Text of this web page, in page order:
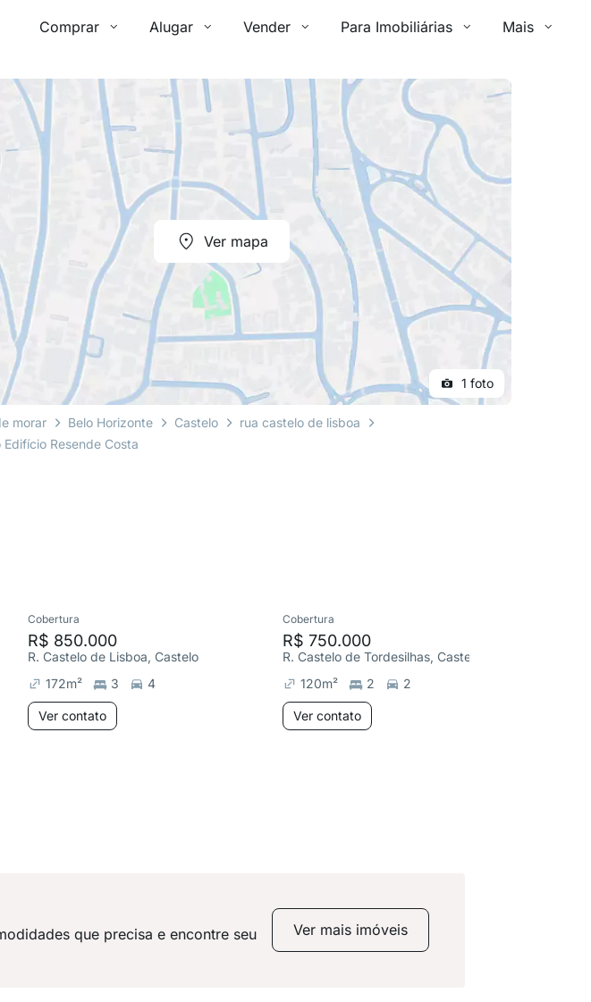
Comprar Alugar Vender Para Imobiliárias Mais
Ver mapa
1 foto
morar Belo Horizonte Castelo
rua castelo de lisboa
Edifício Resende Costa
Cobertura
R$ 850.000
R. Castelo de Lisboa, Castelo
172m² 3 4
Ver contato
Cobertura
R$ 750.000
R. Castelo de Tordesilhas, Castelo
120m² 2 2
Ver contato
que precisa e encontre seu
Ver mais imóveis